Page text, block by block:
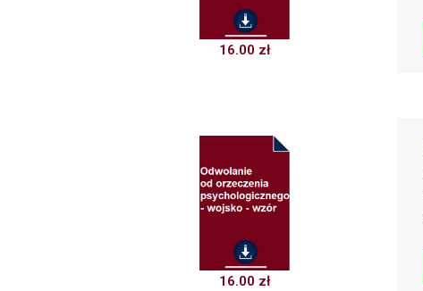
16.00 zł
16.00 zł